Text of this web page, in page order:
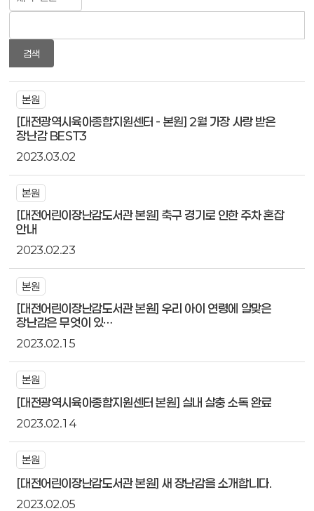
검색
본원
[대전광역시육아종합지원센터 - 본원] 2월 가장 사랑 받은
장난감 BEST3
2023.03.02
본원
[대전어린이장난감도서관 본원] 축구 경기로 인한 주차 혼잡
안내
2023.02.23
본원
[대전어린이장난감도서관 본원] 우리 아이 연령에 알맞은
장난감은 무엇이 있…
2023.02.15
본원
[대전광역시육아종합지원센터 본원] 실내 살충 소독 완료
2023.02.14
본원
[대전어린이장난감도서관 본원] 새 장난감을 소개합니다.
2023.02.05